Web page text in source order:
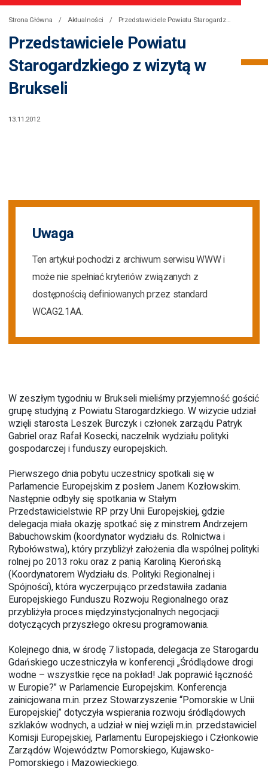
Strona Główna Aktualności Przedstawiciele Powiatu Starogardzkiego z wizytą w Brukseli
Przedstawiciele Powiatu
Starogardzkiego z wizytą w
Brukseli
13.11.2012
Uwaga
Ten artykuł pochodzi z archiwum serwisu WWW i
może nie spełniać kryteriów związanych z
dostępnością definiowanych przez standard
WCAG2.1AA.
W zeszłym tygodniu w Brukseli mieliśmy przyjemność gościć
grupę studyjną z Powiatu Starogardzkiego. W wizycie udział
wzięli starosta Leszek Burczyk i członek zarządu Patryk
Gabriel oraz Rafał Kosecki, naczelnik wydziału polityki
gospodarczej i funduszy europejskich.
Pierwszego dnia pobytu uczestnicy spotkali się w
Parlamencie Europejskim z posłem Janem Kozłowskim.
Następnie odbyły się spotkania w Stałym
Przedstawicielstwie RP przy Unii Europejskiej, gdzie
delegacja miała okazję spotkać się z minstrem Andrzejem
Babuchowskim (koordynator wydziału ds. Rolnictwa i
Rybołówstwa), który przybliżył założenia dla wspólnej polityki
rolnej po 2013 roku oraz z panią Karoliną Kierońską
(Koordynatorem Wydziału ds. Polityki Regionalnej i
Spójności), która wyczerpująco przedstawiła zadania
Europejskiego Funduszu Rozwoju Regionalnego oraz
przybliżyła proces międzyinstycjonalnych negocjacji
dotyczących przyszłego okresu programowania.
Kolejnego dnia, w środę 7 listopada, delegacja ze Starogardu
Gdańskiego uczestniczyła w konferencji „Śródlądowe drogi
wodne – wszystkie ręce na pokład! Jak poprawić łączność
w Europie?” w Parlamencie Europejskim. Konferencja
zainicjowana m.in. przez Stowarzyszenie “Pomorskie w Unii
Europejskiej” dotyczyła wspierania rozwoju śródlądowych
szklaków wodnych, a udział w niej wzięli m.in. przedstawiciel
Komisji Europejskiej, Parlamentu Europejskiego i Członkowie
Zarządów Województw Pomorskiego, Kujawsko-
Pomorskiego i Mazowieckiego.